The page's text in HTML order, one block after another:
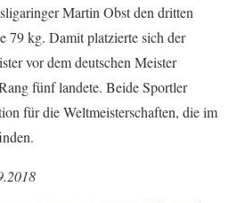
Martin Obst den dritten
79 kg. Damit platzierte sich der
vor dem deutschen Meister
fünf landete. Beide Sportler
für die Weltmeisterschaften, die im